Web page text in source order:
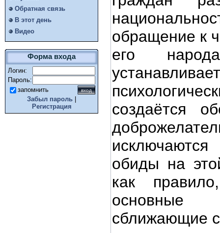
Обратная связь
В этот день
Видео
Форма входа
Логин:
Пароль:
запомнить
Забыл пароль
Регистрация
обращение к
его
создаётся
обиды на
как
сближающие